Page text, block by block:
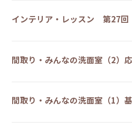
インテリア・レッスン 第27回
間取り・みんなの洗面室（2
間取り・みんなの洗面室（1